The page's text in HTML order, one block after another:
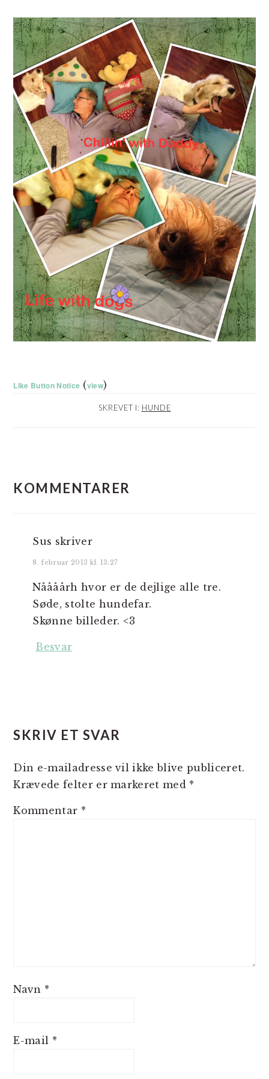
Like Button Notice (view)
SKREVET I: HUNDE
KOMMENTARER
Sus skriver
8. februar 2013 kl. 13:27
Nåååårh hvor er de dejlige alle tre.
Søde, stolte hundefar.
Skønne billeder. <3
Besvar
SKRIV ET SVAR
Din e-mailadresse vil ikke blive publiceret.
Krævede felter er markeret med *
Kommentar *
Navn *
E-mail *